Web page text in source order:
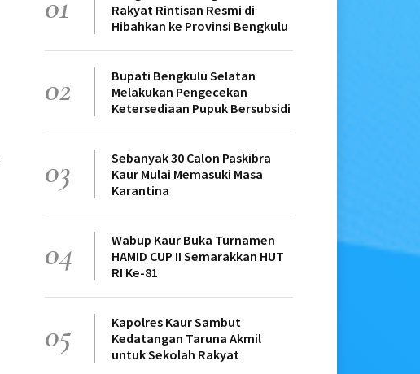
Rakyat Rintisan Resmi di
Hibahkan ke Provinsi Bengkulu
02
Bupati Bengkulu Selatan
Melakukan Pengecekan
Ketersediaan Pupuk Bersubsidi
03
Sebanyak 30 Calon Paskibra
Kaur Mulai Memasuki Masa
Karantina
04
Wabup Kaur Buka Turnamen
HAMID CUP II Semarakkan HUT
RI Ke-81
05
Kapolres Kaur Sambut
Kedatangan Taruna Akmil
untuk Sekolah Rakyat